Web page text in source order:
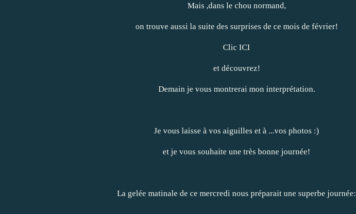
Mais ,dans le chou normand,
on trouve aussi la suite des surprises de ce mois de février!
Clic ICI
et découvrez!
Demain je vous montrerai mon interprétation.
Je vous laisse à vos aiguilles et à ...vos photos :)
et je vous souhaite une très bonne journée!
La gelée matinale de ce mercredi nous préparait une superbe journée: